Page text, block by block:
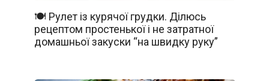
🍽️ Рулет із курячої грудки. Ділюсь
рецептом простенької і не затратної
домашньої закуски “на швидку руку”